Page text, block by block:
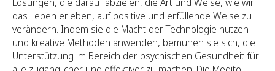
das Leben erleben, auf positive und erfüllende Weise zu
verändern. Indem sie die Macht der Technologie nutzen
und kreative Methoden anwenden, bemühen sie sich, die
Unterstützung im Bereich der psychischen Gesundheit für